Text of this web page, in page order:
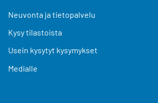
Neuvonta ja tietopalvelu
Kysy tilastoista
Usein kysytyt kysymykset
Medialle